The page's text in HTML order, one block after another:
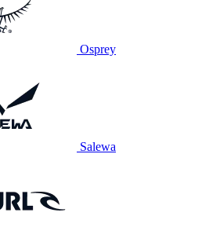
Osprey
Salewa